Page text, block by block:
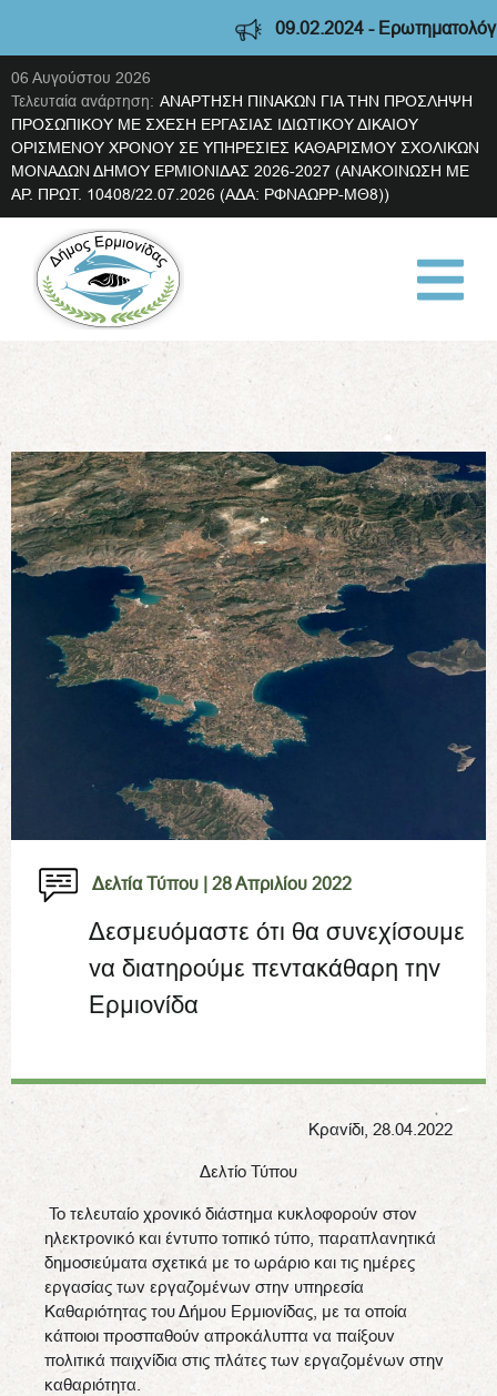
09.02.2024 - Ερωτηματολόγιο
06 Αυγούστου 2026
Τελευταία ανάρτηση: ΑΝΑΡΤΗΣΗ ΠΙΝΑΚΩΝ ΓΙΑ ΤΗΝ ΠΡΟΣΛΗΨΗ
ΠΡΟΣΩΠΙΚΟΥ ΜΕ ΣΧΕΣΗ ΕΡΓΑΣΙΑΣ ΙΔΙΩΤΙΚΟΥ ΔΙΚΑΙΟΥ
ΟΡΙΣΜΕΝΟΥ ΧΡΟΝΟΥ ΣΕ ΥΠΗΡΕΣΙΕΣ ΚΑΘΑΡΙΣΜΟΥ ΣΧΟΛΙΚΩΝ
ΜΟΝΑΔΩΝ ΔΗΜΟΥ ΕΡΜΙΟΝΙΔΑΣ 2026-2027 (ΑΝΑΚΟΙΝΩΣΗ ΜΕ
ΑΡ. ΠΡΩΤ. 10408/22.07.2026 (ΑΔΑ: ΡΦΝΑΩΡΡ-ΜΘ8))
Δελτία Τύπου | 28 Απριλίου 2022
Δεσμευόμαστε ότι θα συνεχίσουμε
να διατηρούμε πεντακάθαρη την
Ερμιονίδα
Κρανίδι, 28.04.2022
Δελτίο Τύπου
Το τελευταίο χρονικό διάστημα κυκλοφορούν στον
ηλεκτρονικό και έντυπο τοπικό τύπο, παραπλανητικά
δημοσιεύματα σχετικά με το ωράριο και τις ημέρες
εργασίας των εργαζομένων στην υπηρεσία
Καθαριότητας του Δήμου Ερμιονίδας, με τα οποία
κάποιοι προσπαθούν απροκάλυπτα να παίξουν
πολιτικά παιχνίδια στις πλάτες των εργαζομένων στην
καθαριότητα.